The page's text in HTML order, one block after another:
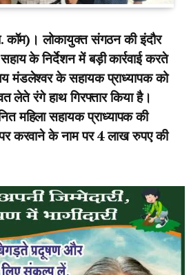
कॉम)। लोकायुक्त संगठन की इंदौर
के निर्देशन में बड़ी कार्रवाई करते
मंडलेश्वर के सहायक प्राध्यापक को
लेते रंगे हाथ गिरफ्तार किया है।
महिला सहायक प्राध्यापक की
करवाने के नाम पर 4 लाख रुपए की